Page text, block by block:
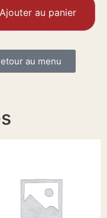
Ajouter au panier
au menu